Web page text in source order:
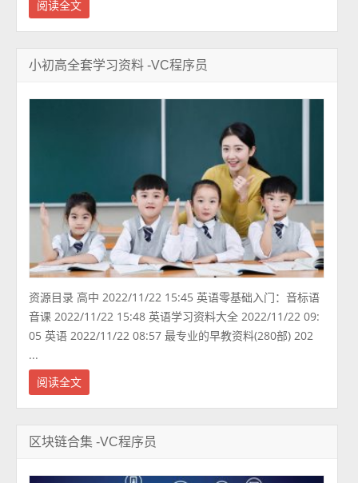
阅读全文
小初高全套学习资料 -VC程序员
资源目录 高中 2022/11/22 15:45 英语零基础入门：音标语
音课 2022/11/22 15:48 英语学习资料大全 2022/11/22 09:
05 英语 2022/11/22 08:57 最专业的早教资料(280部) 202
...
阅读全文
区块链合集 -VC程序员